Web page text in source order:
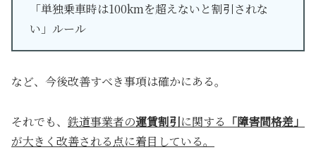
「単独乗車時は100kmを超えないと割引されな
い」ルール
など、今後改善すべき事項は確かにある。
それでも、 鉄道事業者の運賃割引に関する 「障害間格差」
が大きく改善される点に着目している。